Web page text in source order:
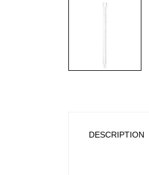
DESCRIPTION